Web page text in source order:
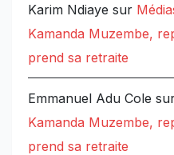
Karim Ndiaye sur
Kamanda Muzembe,
prend sa retraite
Emmanuel Adu Cole
Kamanda Muzembe,
prend sa retraite